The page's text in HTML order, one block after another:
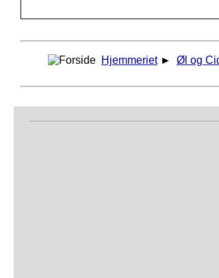
Hjemmeriet ► Øl og